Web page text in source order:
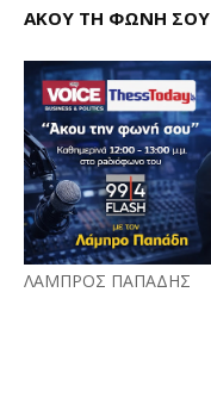
ΑΚΟΥ ΤΗ ΦΩΝΗ ΣΟΥ
ΛΑΜΠΡΟΣ ΠΑΠΑΔΗΣ